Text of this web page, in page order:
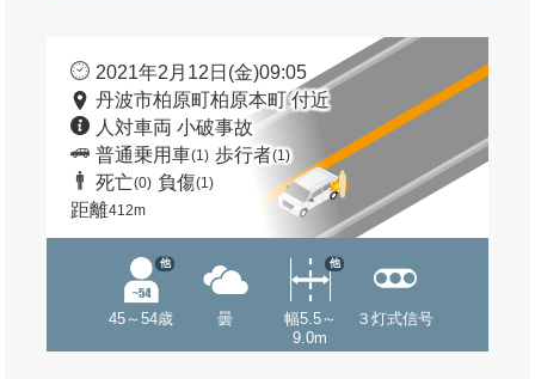
2021年2月12日(金)09:05
丹波市柏原町柏原本町 付近
人対車両 小破事故
普通乗用車(1) 歩行者(1)
死亡(0) 負傷(1)
距離412m
45～54歳
他
曇
幅5.5～
9.0m
他
３灯式信号